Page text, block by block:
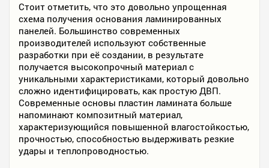
Стоит отметить, что это довольно упрощенная
схема получения основания ламинированных
панелей. Большинство современных
производителей используют собственные
разработки при её создании, в результате
получается высокопрочный материал с
уникальными характеристиками, который довольно
сложно идентифицировать, как простую ДВП.
Современные основы пластин ламината больше
напоминают композитный материал,
характеризующийся повышенной влагостойкостью,
прочностью, способностью выдерживать резкие
удары и теплопроводностью.